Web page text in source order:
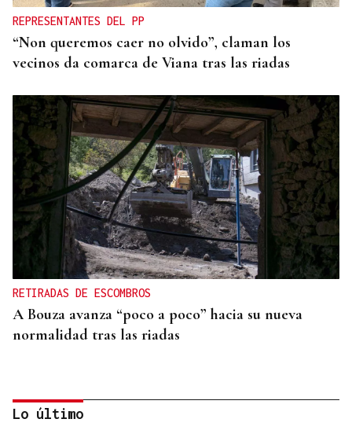
REPRESENTANTES DEL PP
“Non queremos caer no olvido”, claman los
vecinos da comarca de Viana tras las riadas
RETIRADAS DE ESCOMBROS
A Bouza avanza “poco a poco” hacia su nueva
normalidad tras las riadas
Lo último